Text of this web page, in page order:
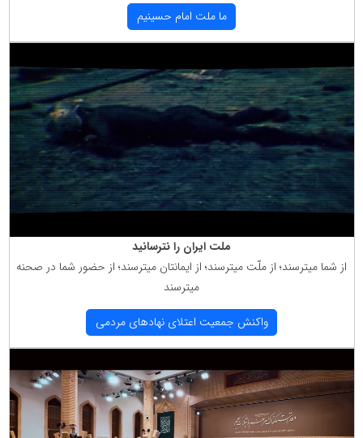
ما ملت امام حسینیم
ملت ایران را نترسانید
از شما میترسند؛ از ملّت میترسند؛ از ایمانتان میترسند؛ از حضور شما در صحنه
میترسند
واكنش جمعیت اعتلای نهادهای مردمی